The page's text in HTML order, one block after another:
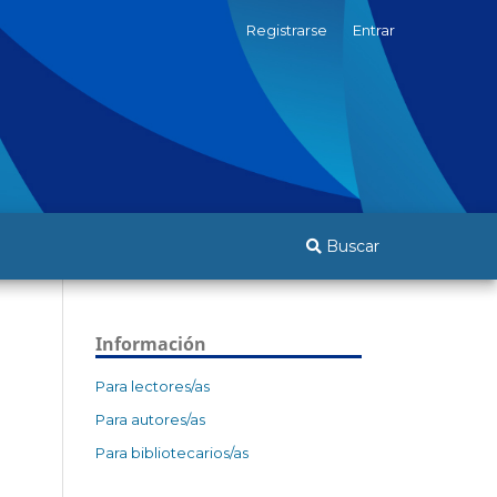
Buscar
Registrarse Entrar
Información
Para lectores/as
Para autores/as
Para bibliotecarios/as